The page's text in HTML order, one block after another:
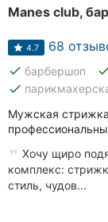
Manes club,
4.7 68
done барбершоп
done
Мужская
Хочу щиро
комплекс:
стиль, чудов...